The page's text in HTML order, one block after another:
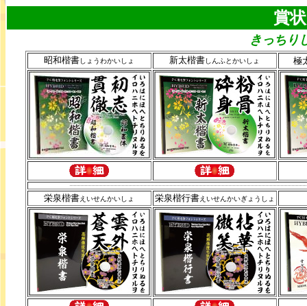
賞
きっちり
昭和楷書しょうわかいしょ 新太楷書しんふとかいしょ 極
栄泉楷書えいせんかいしょ 栄泉楷行書えいせんかいぎょうしょ